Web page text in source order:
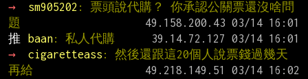
→
sm905202 : 票頭說代購？ 你承認公關票還沒啥問
題
推
baan: 私人代購
→
cigaretteass : 然後還跟這20個人說票錢過幾天
再給